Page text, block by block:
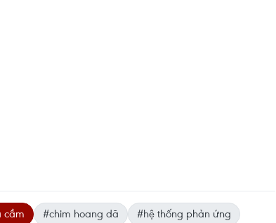
cầm #chim hoang dã
#hệ thống phản ứng